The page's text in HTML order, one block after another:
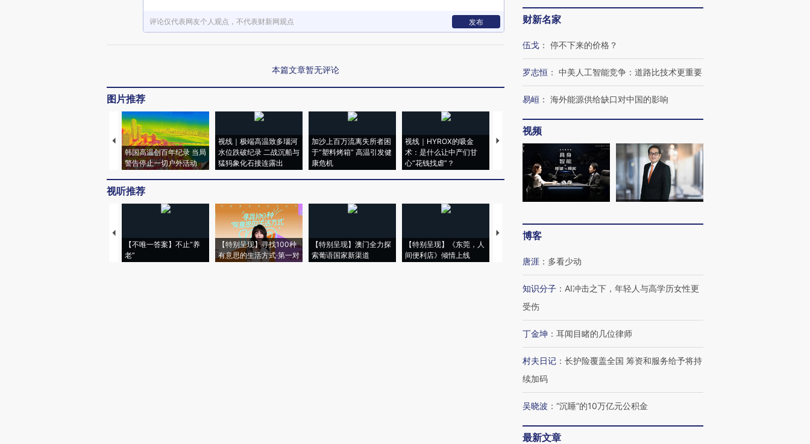
评论仅代表网友个人观点，不代表财新网观点 发布
本篇文章暂无评论
图片推荐
韩国高温创百年纪录 当局
警告停止一切户外活动
视线｜极端高温致多瑙河
水位跌破纪录 二战沉船与
猛犸象化石接连露出
加沙上百万流离失所者困
于“塑料烤箱” 高温引发健
康危机
视线｜HYROX的吸金
术：是什么让中产们甘
心“花钱找虐”？
马航飞行员跨国走私7万
粒摇头丸 尿检体内含3种
视线｜被称为“蟑螂”的印
度Z世代 用街头抗争将教
育部长拱下台
视线｜“入侵”还是“人道危
机”？难民潮撕裂西班牙
飞地休达
视听推荐
【不唯一答案】不止“养
老”
【特别呈现】寻找100种
有意思的生活方式·第一对
【特别呈现】澳门全力探
索葡语国家新渠道
【特别呈现】《东莞，人
间便利店》倾情上线
【推广】走进第四届链博
财新名家
伍戈 ： 停不下来的价格？
罗志恒 ： 中美人工智能竞争：道路比技术更重要
易峘 ： 海外能源供给缺口对中国的影响
视频
博客
唐涯 ： 多看少动
知识分子 ： AI冲击之下，年轻人与高学历女性更
受伤
丁金坤 ： 耳闻目睹的几位律师
村夫日记 ： 长护险覆盖全国 筹资和服务给予将持
续加码
吴晓波 ： “沉睡”的10万亿元公积金
最新文章